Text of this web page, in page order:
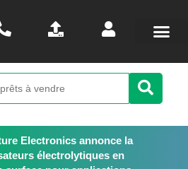
Electronics annonce la
électrolytiques en